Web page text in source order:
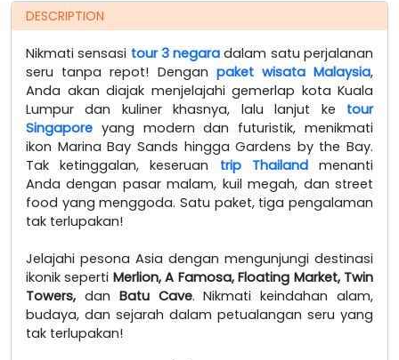
DESCRIPTION
Nikmati sensasi tour 3 negara dalam satu perjalanan
seru tanpa repot! Dengan paket wisata Malaysia,
Anda akan diajak menjelajahi gemerlap kota Kuala
Lumpur dan kuliner khasnya, lalu lanjut ke tour
Singapore yang modern dan futuristik, menikmati
ikon Marina Bay Sands hingga Gardens by the Bay.
Tak ketinggalan, keseruan trip Thailandmenanti
Anda dengan pasar malam, kuil megah, dan street
food yang menggoda. Satu paket, tiga pengalaman
tak terlupakan!
Jelajahi pesona Asia dengan mengunjungi destinasi
ikonik seperti Merlion, A Famosa, Floating Market, Twin
Towers, dan Batu Cave. Nikmati keindahan alam,
budaya, dan sejarah dalam petualangan seru yang
tak terlupakan!